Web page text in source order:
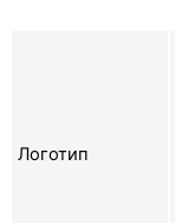
Логотип